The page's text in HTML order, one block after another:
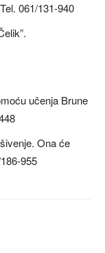
061/131-940
učenja Brune
Ona će
955